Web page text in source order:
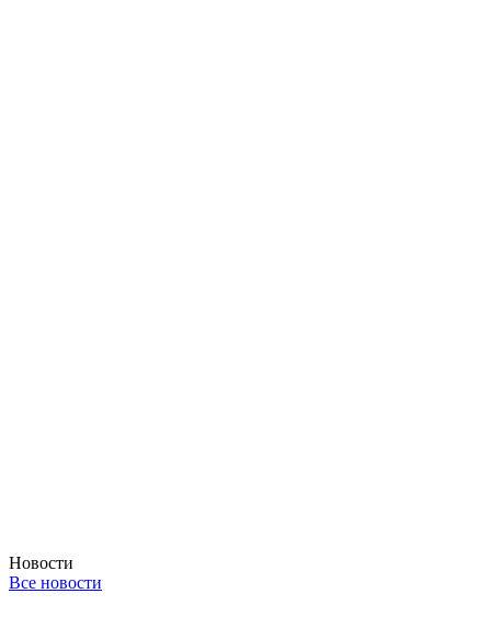
Новости
Все новости